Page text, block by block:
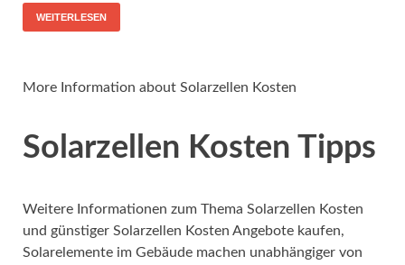
WEITERLESEN
More Information about Solarzellen Kosten
Solarzellen Kosten Tipps
Weitere Informationen zum Thema Solarzellen Kosten
und günstiger Solarzellen Kosten Angebote kaufen,
Solarelemente im Gebäude machen unabhängiger von